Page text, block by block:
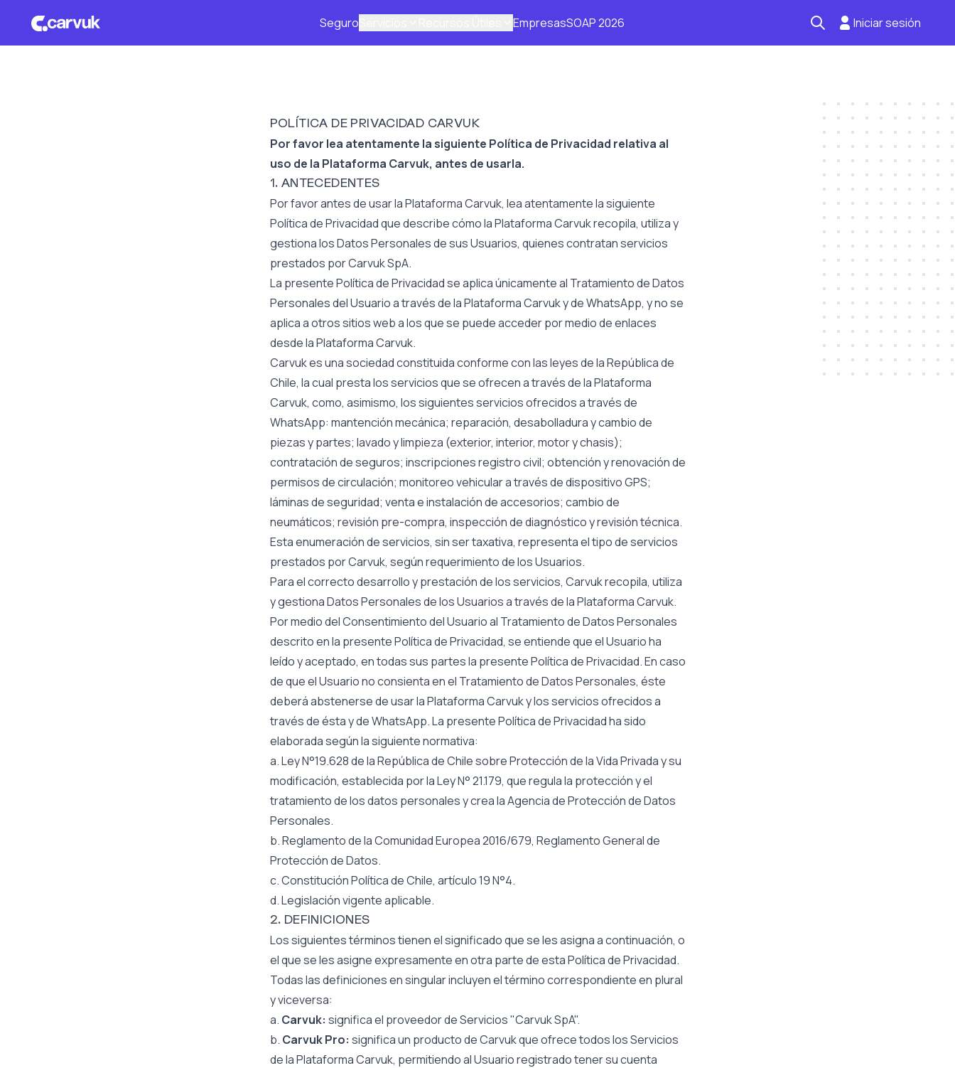
Seguro EmpresasSOAP 2026 Iniciar sesión
Mantención kilometraje
POLÍTICA DE PRIVACIDAD CARVUK
Por favor lea atentamente la siguiente Política de Privacidad relativa al
uso de la Plataforma Carvuk, antes de usarla.
1. ANTECEDENTES
Por favor antes de usar la Plataforma Carvuk, lea atentamente la siguiente
Política de Privacidad que describe cómo la Plataforma Carvuk recopila, utiliza y
gestiona los Datos Personales de sus Usuarios, quienes contratan servicios
prestados por Carvuk SpA.
La presente Política de Privacidad se aplica únicamente al Tratamiento de Datos
Personales del Usuario a través de la Plataforma Carvuk y de WhatsApp, y no se
aplica a otros sitios web a los que se puede acceder por medio de enlaces
desde la Plataforma Carvuk.
Carvuk es una sociedad constituida conforme con las leyes de la República de
Chile, la cual presta los servicios que se ofrecen a través de la Plataforma
Carvuk, como, asimismo, los siguientes servicios ofrecidos a través de
WhatsApp: mantención mecánica; reparación, desabolladura y cambio de
piezas y partes; lavado y limpieza (exterior, interior, motor y chasis);
contratación de seguros; inscripciones registro civil; obtención y renovación de
permisos de circulación; monitoreo vehicular a través de dispositivo GPS;
láminas de seguridad; venta e instalación de accesorios; cambio de
neumáticos; revisión pre-compra, inspección de diagnóstico y revisión técnica.
Esta enumeración de servicios, sin ser taxativa, representa el tipo de servicios
prestados por Carvuk, según requerimiento de los Usuarios.
Para el correcto desarrollo y prestación de los servicios, Carvuk recopila, utiliza
y gestiona Datos Personales de los Usuarios a través de la Plataforma Carvuk.
Por medio del Consentimiento del Usuario al Tratamiento de Datos Personales
descrito en la presente Política de Privacidad, se entiende que el Usuario ha
leído y aceptado, en todas sus partes la presente Política de Privacidad. En caso
de que el Usuario no consienta en el Tratamiento de Datos Personales, éste
deberá abstenerse de usar la Plataforma Carvuk y los servicios ofrecidos a
través de ésta y de WhatsApp. La presente Política de Privacidad ha sido
elaborada según la siguiente normativa:
a. Ley N°19.628 de la República de Chile sobre Protección de la Vida Privada y su
modificación, establecida por la Ley N° 21.179, que regula la protección y el
tratamiento de los datos personales y crea la Agencia de Protección de Datos
Personales.
b. Reglamento de la Comunidad Europea 2016/679, Reglamento General de
Protección de Datos.
c. Constitución Política de Chile, artículo 19 N°4.
d. Legislación vigente aplicable.
2. DEFINICIONES
Los siguientes términos tienen el significado que se les asigna a continuación, o
el que se les asigne expresamente en otra parte de esta Política de Privacidad.
Todas las definiciones en singular incluyen el término correspondiente en plural
y viceversa:
a. Carvuk: significa el proveedor de Servicios "Carvuk SpA".
b. Carvuk Pro: significa un producto de Carvuk que ofrece todos los Servicios
de la Plataforma Carvuk, permitiendo al Usuario registrado tener su cuenta